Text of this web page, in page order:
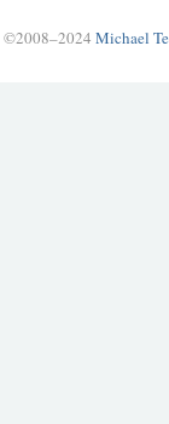
©2008–2024 Michael